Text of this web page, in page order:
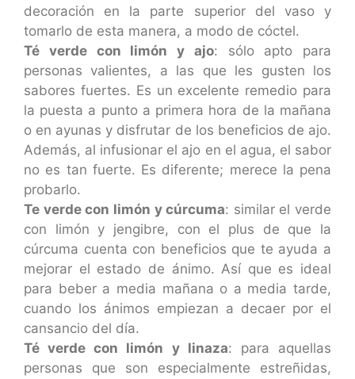
decoración en la parte superior del vaso y
tomarlo de esta manera, a modo de cóctel.
Té verde con limón y ajo: sólo apto para
personas valientes, a las que les gusten los
sabores fuertes. Es un excelente remedio para
la puesta a punto a primera hora de la mañana
o en ayunas y disfrutar de los beneficios de ajo.
Además, al infusionar el ajo en el agua, el sabor
no es tan fuerte. Es diferente; merece la pena
probarlo.
Te verde con limón y cúrcuma: similar el verde
con limón y jengibre, con el plus de que la
cúrcuma cuenta con beneficios que te ayuda a
mejorar el estado de ánimo. Así que es ideal
para beber a media mañana o a media tarde,
cuando los ánimos empiezan a decaer por el
cansancio del día.
Té verde con limón y linaza: para aquellas
personas que son especialmente estreñidas,